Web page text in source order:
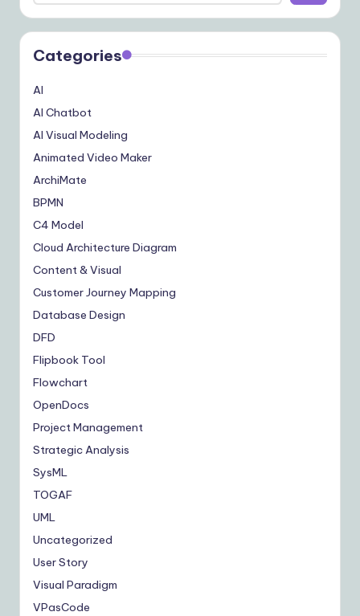
Categories
AI
AI Chatbot
AI Visual Modeling
Animated Video Maker
ArchiMate
BPMN
C4 Model
Cloud Architecture Diagram
Content & Visual
Customer Journey Mapping
Database Design
DFD
Flipbook Tool
Flowchart
OpenDocs
Project Management
Strategic Analysis
SysML
TOGAF
UML
Uncategorized
User Story
Visual Paradigm
VPasCode